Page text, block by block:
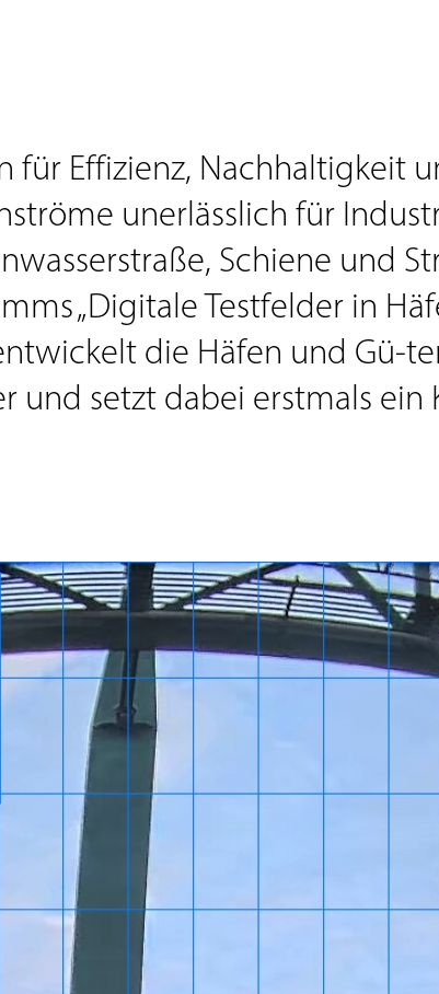
für Effizienz, Nachhaltigkeit
unerlässlich für
Schiene und
„Digitale Testfelder in
die Häfen und Gü-
setzt dabei erstmals ein